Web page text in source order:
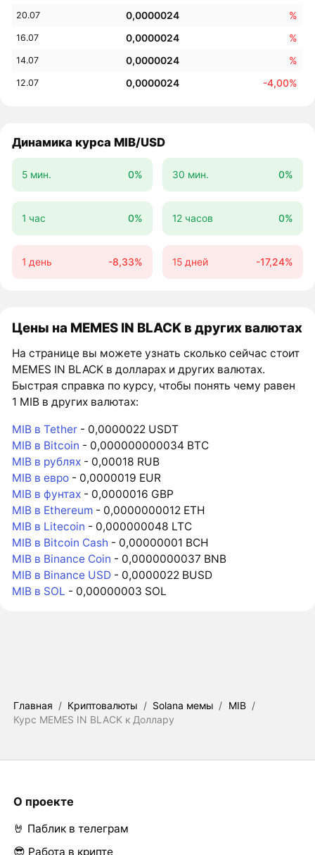
20.07 0,0000024 %
16.07 0,0000024 %
14.07 0,0000024 %
12.07 0,0000024 -4,00%
Динамика курса MIB/USD
5 мин. 0% 30 мин. 0%
1 час 0% 12 часов 0%
1 день -8,33% 15 дней -17,24%
Цены на MEMES IN BLACK в других валютах
На странице вы можете узнать сколько сейчас стоит
MEMES IN BLACK в долларах и других валютах.
Быстрая справка по курсу, чтобы понять чему равен
1 MIB в других валютах:
MIB в Tether - 0,0000022 USDT
MIB в Bitcoin - 0,000000000034 BTC
MIB в рублях - 0,00018 RUB
MIB в евро - 0,0000019 EUR
MIB в фунтах - 0,0000016 GBP
MIB в Ethereum - 0,0000000012 ETH
MIB в Litecoin - 0,000000048 LTC
MIB в Bitcoin Cash - 0,00000001 BCH
MIB в Binance Coin - 0,0000000037 BNB
MIB в Binance USD - 0,0000022 BUSD
MIB в SOL - 0,00000003 SOL
Главная / Криптовалюты / Solana мемы / MIB /
Курс MEMES IN BLACK к Доллару
О проекте
🤘 Паблик в телеграм
😎 Работа в крипте